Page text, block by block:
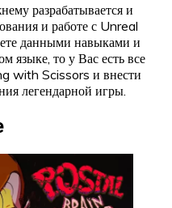
разрабатывается и
и работе с Unreal
данными навыками и
языке, то у Вас есть все
with Scissors и внести
легендарной игры.